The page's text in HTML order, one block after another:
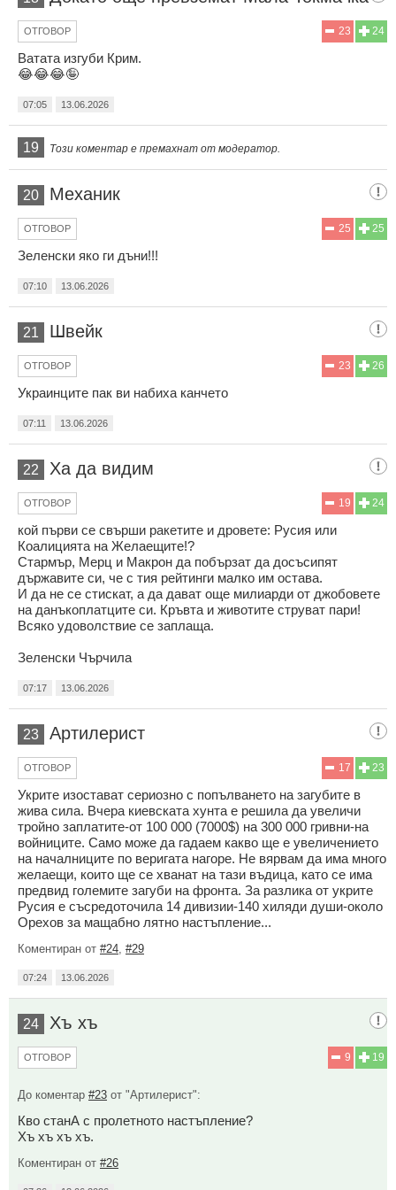
24
23
ОТГОВОР
Ватата изгуби Крим.
😂😂😂🤪
07:05 13.06.2026
19 Този коментар е премахнат от модератор.
20 Механик
25
25
ОТГОВОР
Зеленски яко ги дъни!!!
07:10 13.06.2026
21 Швейк
26
23
ОТГОВОР
Украинците пак ви набиха канчето
07:11 13.06.2026
22 Ха да видим
24
19
ОТГОВОР
кой първи се свърши ракетите и дровете: Русия или
Коалицията на Желаещите!?
Стармър, Мерц и Макрон да побързат да досъсипят
държавите си, че с тия рейтинги малко им остава.
И да не се стискат, а да дават още милиарди от джобовете
на данъкоплатците си. Кръвта и животите струват пари!
Всяко удоволствие се заплаща.
Зеленски Чърчила
07:17 13.06.2026
23 Артилерист
23
17
ОТГОВОР
Укрите изостават сериозно с попълването на загубите в
жива сила. Вчера киевската хунта е решила да увеличи
тройно заплатите-от 100 000 (7000$) на 300 000 гривни-на
войниците. Само може да гадаем какво ще е увеличението
на началниците по веригата нагоре. Не вярвам да има много
желаещи, които ще се хванат на тази въдица, като се има
предвид големите загуби на фронта. За разлика от укрите
Русия е съсредоточила 14 дивизии-140 хиляди души-около
Орехов за мащабно лятно настъпление...
Коментиран от #24, #29
07:24 13.06.2026
24 Хъ хъ
19
9
ОТГОВОР
До коментар #23 от "Артилерист":
Кво станА с пролетното настъпление?
Хъ хъ хъ хъ.
Коментиран от #26